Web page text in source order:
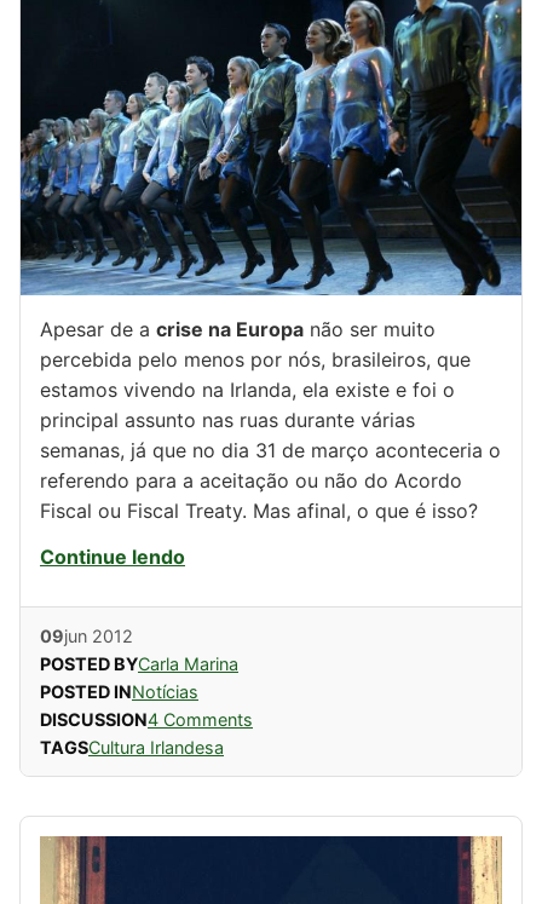
Apesar de a crise na Europa não ser muito
percebida pelo menos por nós, brasileiros, que
estamos vivendo na Irlanda, ela existe e foi o
principal assunto nas ruas durante várias
semanas, já que no dia 31 de março aconteceria o
referendo para a aceitação ou não do Acordo
Fiscal ou Fiscal Treaty. Mas afinal, o que é isso?
Continue lendo
09jun 2012
POSTED BYCarla Marina
POSTED INNotícias
DISCUSSION4 Comments
TAGSCultura Irlandesa